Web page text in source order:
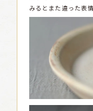
みるとまた違った表